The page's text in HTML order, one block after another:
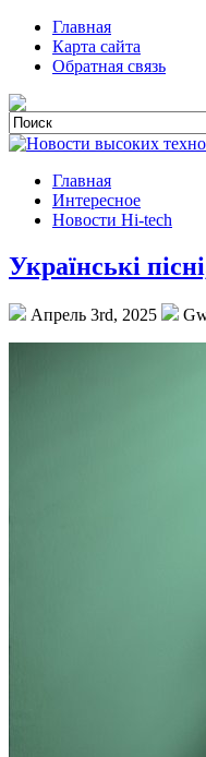
Главная
Карта сайта
Обратная связь
Главная
Интересное
Новости Hi-tech
Українські
Апрель 3rd, 2025